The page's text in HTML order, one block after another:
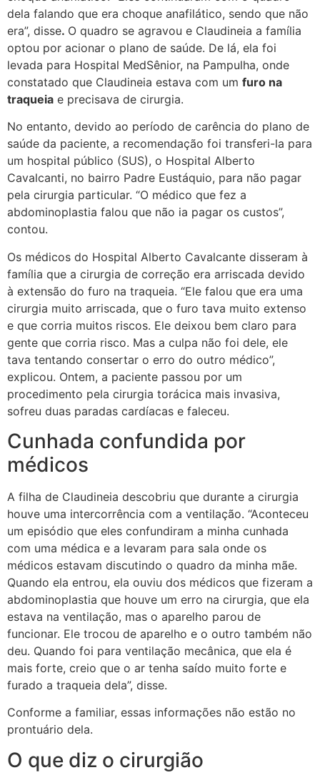
dela falando que era choque anafilático, sendo que não
era”, disse. O quadro se agravou e Claudineia a família
optou por acionar o plano de saúde. De lá, ela foi
levada para Hospital MedSênior, na Pampulha, onde
constatado que Claudineia estava com um furo na
traqueia e precisava de cirurgia.
No entanto, devido ao período de carência do plano de
saúde da paciente, a recomendação foi transferi-la para
um hospital público (SUS), o Hospital Alberto
Cavalcanti, no bairro Padre Eustáquio, para não pagar
pela cirurgia particular. “O médico que fez a
abdominoplastia falou que não ia pagar os custos”,
contou.
Os médicos do Hospital Alberto Cavalcante disseram à
família que a cirurgia de correção era arriscada devido
à extensão do furo na traqueia. “Ele falou que era uma
cirurgia muito arriscada, que o furo tava muito extenso
e que corria muitos riscos. Ele deixou bem claro para
gente que corria risco. Mas a culpa não foi dele, ele
tava tentando consertar o erro do outro médico”,
explicou. Ontem, a paciente passou por um
procedimento pela cirurgia torácica mais invasiva,
sofreu duas paradas cardíacas e faleceu.
Cunhada confundida por
médicos
A filha de Claudineia descobriu que durante a cirurgia
houve uma intercorrência com a ventilação. “Aconteceu
um episódio que eles confundiram a minha cunhada
com uma médica e a levaram para sala onde os
médicos estavam discutindo o quadro da minha mãe.
Quando ela entrou, ela ouviu dos médicos que fizeram a
abdominoplastia que houve um erro na cirurgia, que ela
estava na ventilação, mas o aparelho parou de
funcionar. Ele trocou de aparelho e o outro também não
deu. Quando foi para ventilação mecânica, que ela é
mais forte, creio que o ar tenha saído muito forte e
furado a traqueia dela”, disse.
Conforme a familiar, essas informações não estão no
prontuário dela.
O que diz o cirurgião